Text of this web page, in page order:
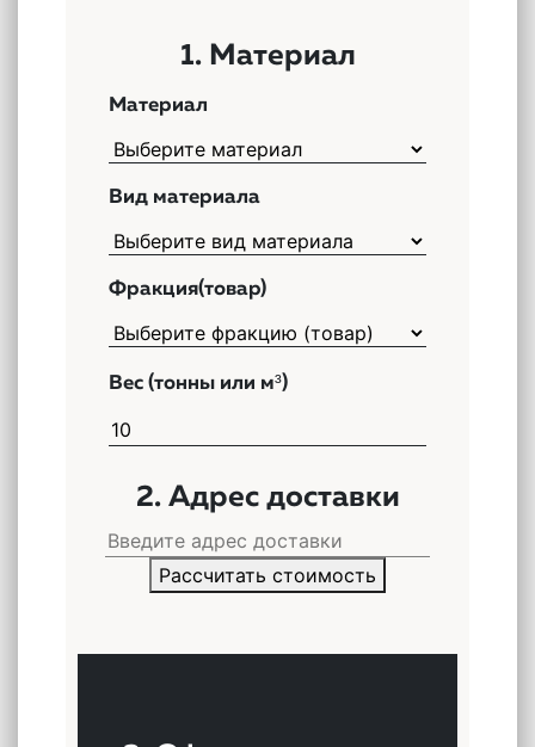
1. Материал
Материал
Вид материала
Фракция(товар)
Вес (тонны или м³)
2. Адрес доставки
Рассчитать стоимость